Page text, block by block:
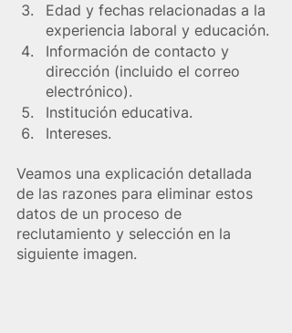
Edad y fechas relacionadas a la
experiencia laboral y educación.
Información de contacto y
dirección (incluido el correo
electrónico).
Institución educativa.
Intereses.
Veamos una explicación detallada
de las razones para eliminar estos
datos de un proceso de
reclutamiento y selección en la
siguiente imagen.